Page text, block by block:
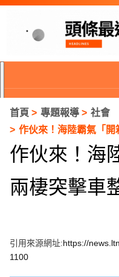
首頁 專題報導
社會
作伙來！海陸霸氣「
作伙來！海
兩棲突擊車
引用來源網址:https://
1100